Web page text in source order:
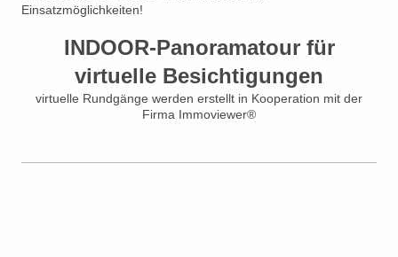
Einsatzmöglichkeiten!
INDOOR-Panoramatour für
virtuelle Besichtigungen
virtuelle Rundgänge werden erstellt in Kooperation mit der
Firma Immoviewer®